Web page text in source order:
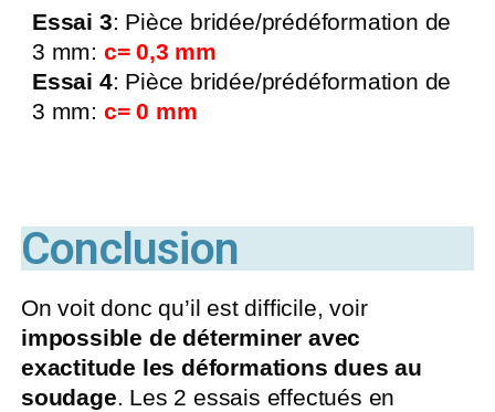
Essai 3: Pièce bridée/prédéformation de
3 mm: c= 0,3 mm
Essai 4: Pièce bridée/prédéformation de
3 mm: c= 0 mm
Conclusion
On voit donc qu’il est difficile, voir
impossible de déterminer avec
exactitude les déformations dues au
soudage. Les 2 essais effectués en